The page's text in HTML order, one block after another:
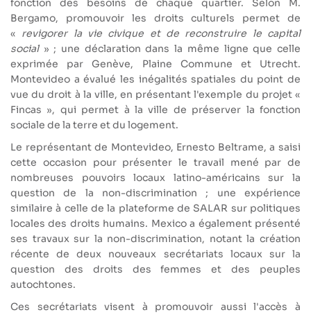
fonction des besoins de chaque quartier. Selon M.
Bergamo, promouvoir les droits culturels permet de
« revigorer la vie civique et de reconstruire le capital
social» ; une déclaration dans la même ligne que celle
exprimée par Genève, Plaine Commune et Utrecht.
Montevideo a évalué les inégalités spatiales du point de
vue du droit à la ville, en présentant l'exemple du projet «
Fincas », qui permet à la ville de préserver la fonction
sociale de la terre et du logement.
Le représentant de Montevideo, Ernesto Beltrame, a saisi
cette occasion pour présenter le travail mené par de
nombreuses pouvoirs locaux latino-américains sur la
question de la non-discrimination ; une expérience
similaire à celle de la plateforme de SALAR sur politiques
locales des droits humains. Mexico a également présenté
ses travaux sur la non-discrimination, notant la création
récente de deux nouveaux secrétariats locaux sur la
question des droits des femmes et des peuples
autochtones.
Ces secrétariats visent à promouvoir aussi l'accès à